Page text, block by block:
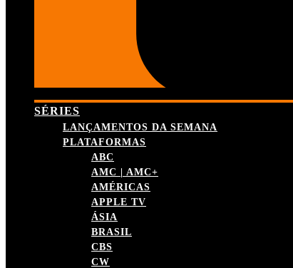
SÉRIES
LANÇAMENTOS DA SEMANA
PLATAFORMAS
ABC
AMC | AMC+
AMÉRICAS
APPLE TV
ÁSIA
BRASIL
CBS
CW